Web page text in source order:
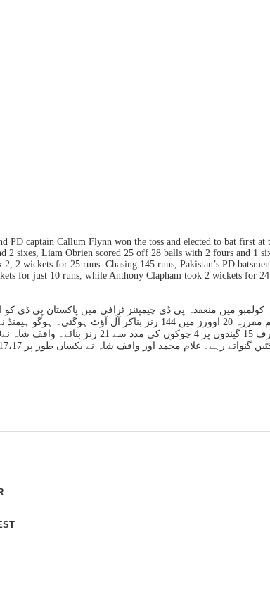
PD captain Callum Flynn won the toss and elected to bat first
2 sixes, Liam Obrien scored 25 off 28 balls with 2 fours and 1
wickets for 25 runs. Chasing 145 runs, Pakistan’s PD
for just 10 runs, while Anthony Clapham took 2 wickets for 24